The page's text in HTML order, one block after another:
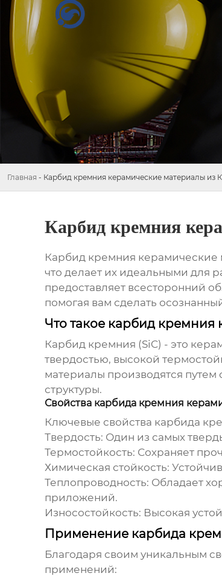
Главная - Карбид кремния керамические материалы из
Карбид кремния
Карбид кремния керамические
что делает их идеальными для
предоставляет всесторонний
помогая вам сделать
Что такое карбид
Карбид кремния (SiC) - это
твердостью, высокой
материалы производятся
структуры.
Свойства карбида кремния
Ключевые свойства карбида
Твердость: Один из самых
Термостойкость: Сохраняет
Химическая стойкость:
Теплопроводность: Обладает
приложений.
Износостойкость: Высокая
Применение карбида
Благодаря своим уникальным
применений: